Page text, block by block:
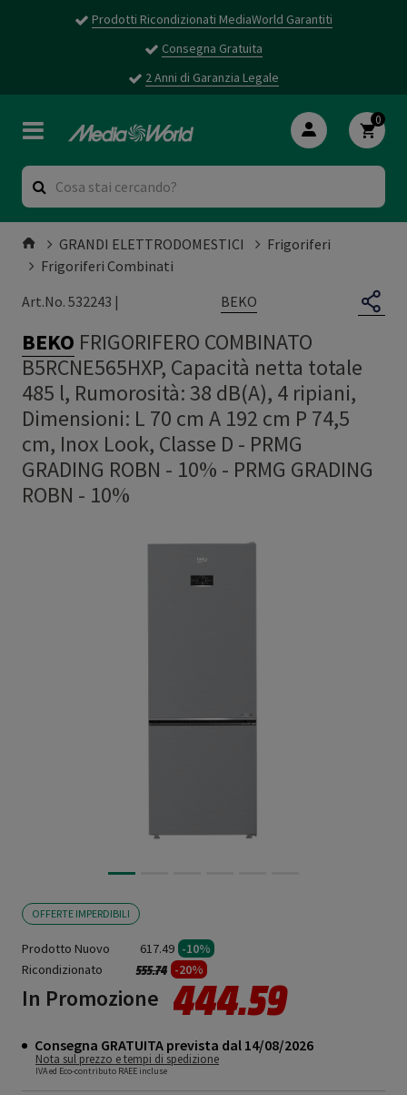
Prodotti Ricondizionati MediaWorld Garantiti
Consegna Gratuita
2 Anni di Garanzia Legale
0
GRANDI ELETTRODOMESTICI
Frigoriferi
Frigoriferi Combinati
Art.No. 532243 |
BEKO
BEKO FRIGORIFERO COMBINATO
B5RCNE565HXP, Capacità netta totale
485 l, Rumorosità: 38 dB(A), 4 ripiani,
Dimensioni: L 70 cm A 192 cm P 74,5
cm, Inox Look, Classe D - PRMG
GRADING ROBN - 10% - PRMG GRADING
ROBN - 10%
OFFERTE IMPERDIBILI
Prodotto Nuovo 617.49 -10%
Ricondizionato
Prezzo ridotto da
555.74a -20%
In Promozione 444.59
Consegna GRATUITA prevista dal 14/08/2026
Nota sul prezzo e tempi di spedizione
IVA ed Eco-contributo RAEE incluse